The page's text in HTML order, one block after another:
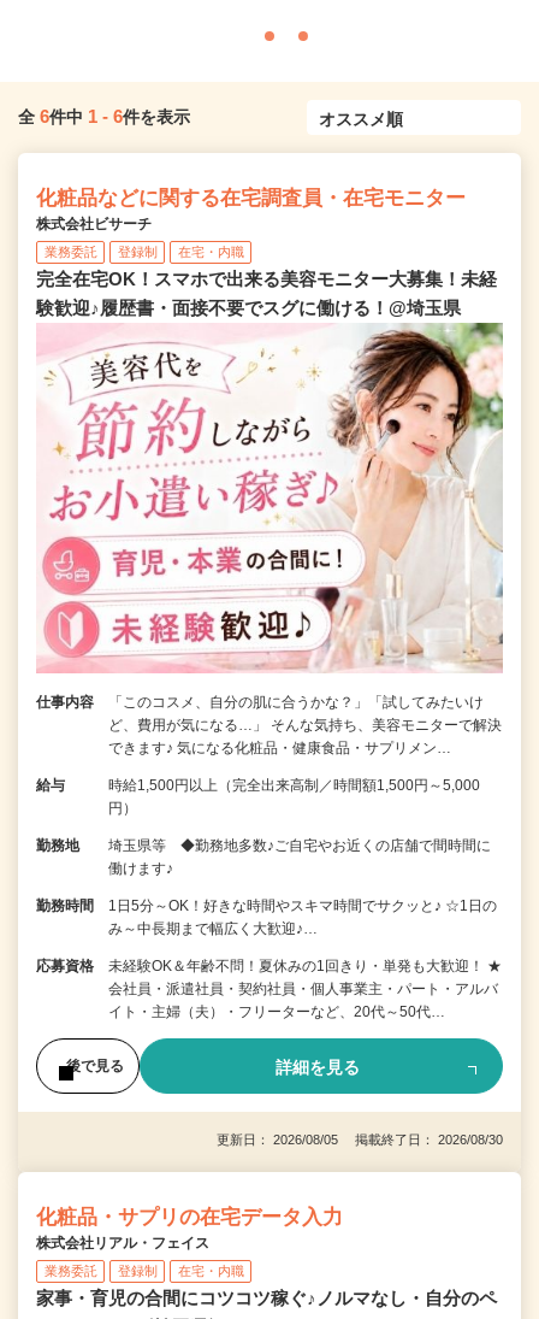
全 6件中 1 - 6件を表示
化粧品などに関する在宅調査員・在宅モニター
株式会社ビサーチ
業務委託 登録制 在宅・内職
完全在宅OK！スマホで出来る美容モニター大募集！未経
験歓迎♪履歴書・面接不要でスグに働ける！@埼玉県
仕事内容
「このコスメ、自分の肌に合うかな？」「試してみたいけ
ど、費用が気になる…」 そんな気持ち、美容モニターで解決
できます♪ 気になる化粧品・健康食品・サプリメン…
給与
時給1,500円以上（完全出来高制／時間額1,500円～5,000
円）
勤務地
埼玉県等 ◆勤務地多数♪ご自宅やお近くの店舗で間時間に
働けます♪
勤務時間
1日5分～OK！好きな時間やスキマ時間でサクッと♪ ☆1日の
み～中長期まで幅広く大歓迎♪…
応募資格
未経験OK＆年齢不問！夏休みの1回きり・単発も大歓迎！ ★
会社員・派遣社員・契約社員・個人事業主・パート・アルバ
イト・主婦（夫）・フリーターなど、20代～50代…
後で見る 詳細を見る
更新日： 2026/08/05 掲載終了日： 2026/08/30
化粧品・サプリの在宅データ入力
株式会社リアル・フェイス
業務委託 登録制 在宅・内職
家事・育児の合間にコツコツ稼ぐ♪ノルマなし・自分のペ